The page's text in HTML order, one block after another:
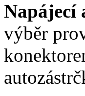
Napájecí
výběr